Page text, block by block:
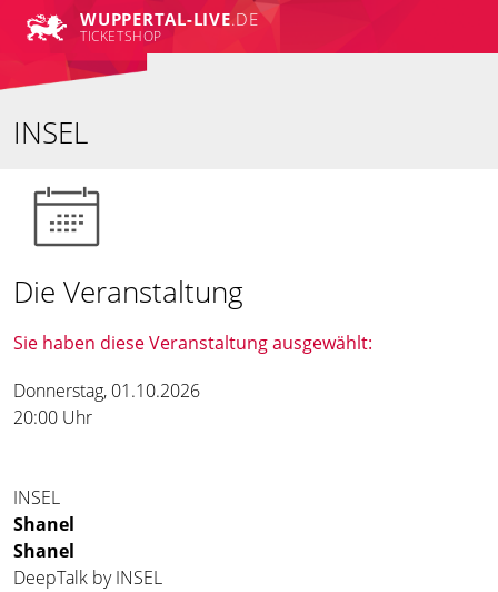
WUPPERTAL-LIVE.DE
TICKETSHOP
INSEL
Die Veranstaltung
Sie haben diese Veranstaltung ausgewählt:
Donnerstag, 01.10.2026
20:00 Uhr
INSEL
Shanel
Shanel
DeepTalk by INSEL